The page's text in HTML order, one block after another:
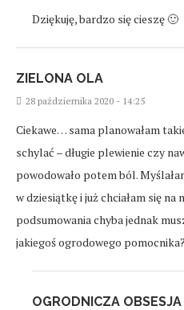
Dziękuję, bardzo się cieszę 🙂
ZIELONA OLA
28 października 2020 - 14:25
Ciekawe… sama planowałam
schylać – długie plewienie czy
powodowało potem ból.
w dziesiątkę i już chciałam się
podsumowania chyba jednak
jakiegoś ogrodowego
OGRODNICZA OBSESJA